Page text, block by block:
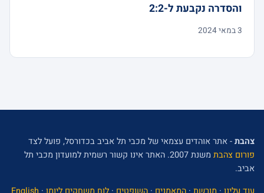
והסדרה נקבעת ל-2:2
3 במאי 2024
צהבת- אתר אוהדים עצמאי של מכבי תל אביב בכדורסל, פועל לצד
פורום צהבת
משנת 2007. האתר אינו קשור רשמית למועדון מכבי תל
אביב.